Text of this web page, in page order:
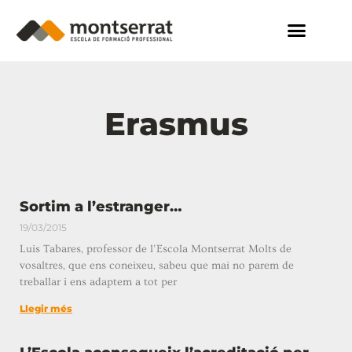
Erasmus
Sortim a l’estranger…
19/03/2015
Luis Tabares, professor de l’Escola Montserrat Molts de
vosaltres, que ens coneixeu, sabeu que mai no parem de
treballar i ens adaptem a tot per
Llegir més